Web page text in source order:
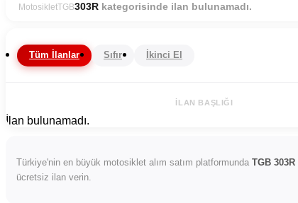
MotosikletTGB303R kategorisinde ilan bulunamadı.
Tüm İlanlar Sıfır İkinci El
İLAN BAŞLIĞI
İlan bulunamadı.
Türkiye'nin en büyük motosiklet alım satım platformunda TGB 303R
ücretsiz ilan verin.